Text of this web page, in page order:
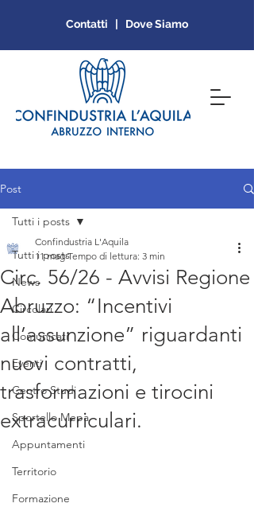
Contatti | Dove Siamo
Post
Tutti i posts
News
Circolari
Comunicati
Eventi
Centro Studi
Sportello Mepa
Appuntamenti
Territorio
Formazione
Tutti i posts
Circ. 56/26 - Avvisi Regione
Abruzzo: “Incentivi
all’assunzione” riguardanti
nuovi contratti,
trasformazioni e tirocini
extracurriculari.
Confindustria L'Aquila
11 mag Tempo di lettura: 3 min